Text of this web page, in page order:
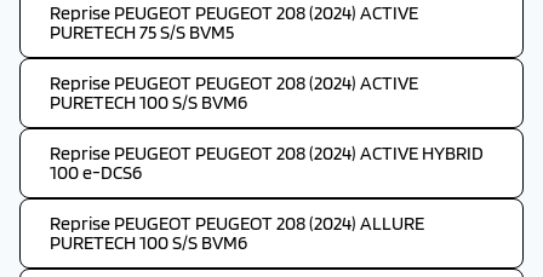
Reprise PEUGEOT PEUGEOT 208 (2024) ACTIVE
PURETECH 75 S/S BVM5
Reprise PEUGEOT PEUGEOT 208 (2024) ACTIVE
PURETECH 100 S/S BVM6
Reprise PEUGEOT PEUGEOT 208 (2024) ACTIVE HYBRID
100 e-DCS6
Reprise PEUGEOT PEUGEOT 208 (2024) ALLURE
PURETECH 100 S/S BVM6